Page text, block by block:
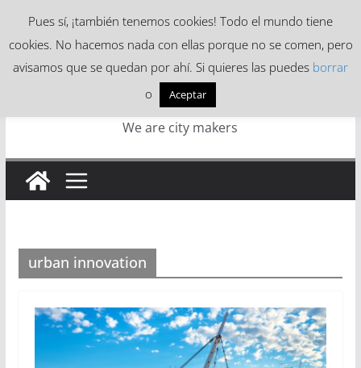
Skip
to
content
We are city makers
urban innovation
Pues sí, ¡también tenemos cookies! Todo el mundo tiene
cookies. No hacemos nada con ellas porque no se comen, pero
avisamos que se quedan por ahí. Si quieres las puedes borrar
o
Aceptar